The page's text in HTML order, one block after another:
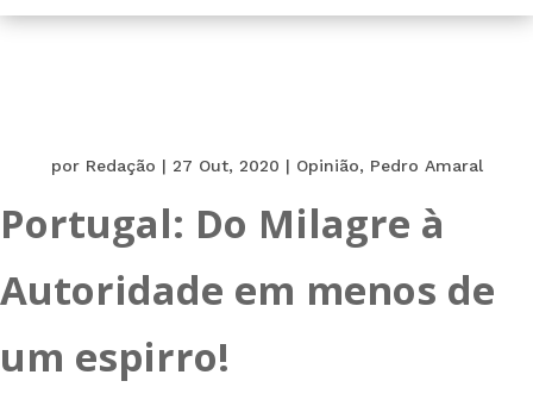
por Redação | 27 Out, 2020 | Opinião, Pedro Amaral
Portugal: Do Milagre à
Autoridade em menos de
um espirro!